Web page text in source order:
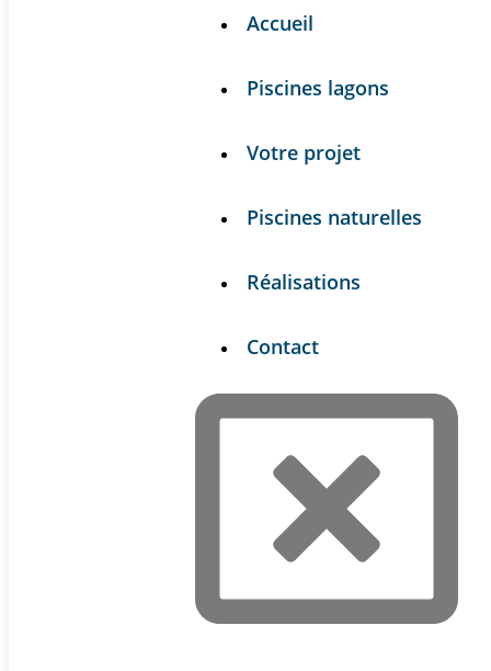
Accueil
Piscines lagons
Votre projet
Piscines naturelles
Réalisations
Contact